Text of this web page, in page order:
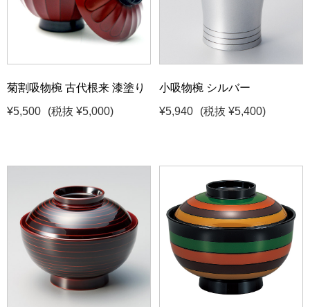
菊割吸物椀 古代根来 漆塗り
¥5,500
(税抜 ¥5,000)
小吸物椀 シルバー
¥5,940
(税抜 ¥5,400)